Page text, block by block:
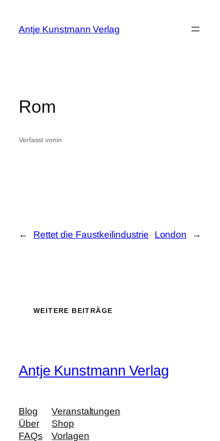
springen
Antje Kunstmann Verlag
Rom
Verfasst vonin
← Rettet die Faustkeilindustrie London →
WEITERE BEITRÄGE
Antje Kunstmann Verlag
Blog
Über
FAQs
Veranstaltungen
Shop
Vorlagen